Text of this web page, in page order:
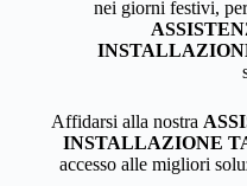
nei giorni festivi,
Affidarsi alla nostra
INSTALLAZIONE
accesso alle migliori